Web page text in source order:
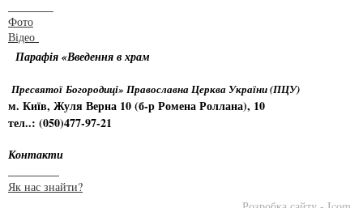
Фото
Відео
Парафія «Введення в храм
Пресвятої Богородиці» Православна Церква України (ПЦУ)
м. Київ, Жуля Верна 10 (б-р Ромена Роллана), 10
тел..: (050)477-97-21
Контакти
Як нас знайти?